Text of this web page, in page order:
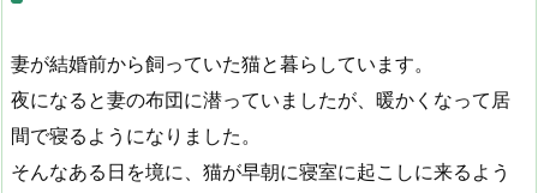
妻が結婚前から飼っていた猫と暮らしています。
夜になると妻の布団に潜っていましたが、暖かくなって居
間で寝るようになりました。
そんなある日を境に、猫が早朝に寝室に起こしに来るよう